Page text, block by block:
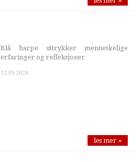
Blå harpe uttrykker menneskelige
erfaringer og refleksjoner
12.09.2024
les mer »